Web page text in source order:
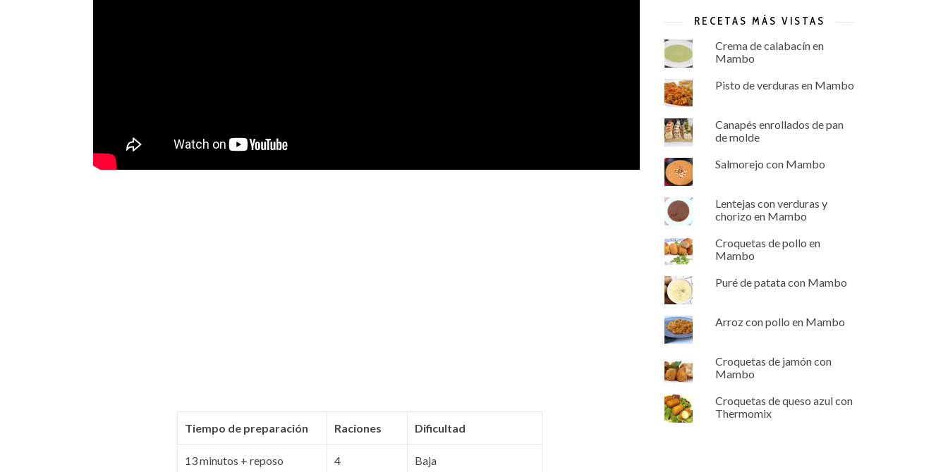
Tiempo de preparación Raciones Dificultad
13 minutos + reposo 4 Baja
RECETAS MÁS VISTAS
Crema de calabacín en
Mambo
Pisto de verduras en Mambo
Canapés enrollados de pan
de molde
Salmorejo con Mambo
Lentejas con verduras y
chorizo en Mambo
Croquetas de pollo en
Mambo
Puré de patata con Mambo
Arroz con pollo en Mambo
Croquetas de jamón con
Mambo
Croquetas de queso azul con
Thermomix